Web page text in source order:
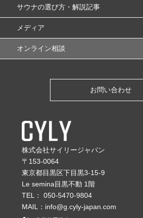
サウナの選び方・解説記事
メディア
オンライン相談
お問い合わせ
株式会社サイリージャパン
〒153-0064
東京都目黒区下目黒3-15-9
Le semina目黒不動 1階
TEL： 050-5470-9804
MAIL： info@g.cyly-japan.com